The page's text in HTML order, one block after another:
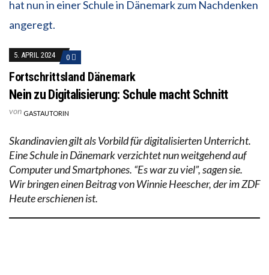
5. APRIL 2024 0
Fortschrittsland Dänemark
Nein zu Digitalisierung: Schule macht Schnitt
von GASTAUTORIN
Skandinavien gilt als Vorbild für digitalisierten Unterricht.
Eine Schule in Dänemark verzichtet nun weitgehend auf
Computer und Smartphones. “Es war zu viel”, sagen sie.
Wir bringen einen Beitrag von Winnie Heescher, der im ZDF
Heute erschienen ist.